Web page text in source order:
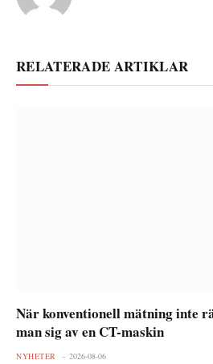
RELATERADE ARTIKLAR
När konventionell mätning inte
man sig av en CT-maskin
NYHETER 2026-08-06